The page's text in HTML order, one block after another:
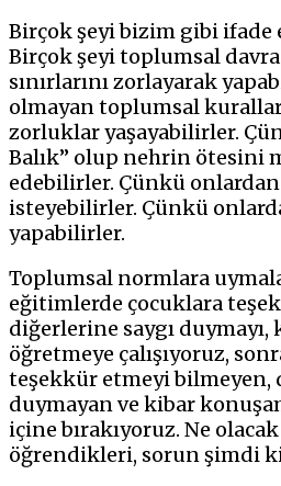
Birçok şeyi bizim gibi ifade
Birçok şeyi toplumsal
sınırlarını zorlayarak
olmayan toplumsal
zorluklar yaşayabilirler.
Balık” olup nehrin ötesini
edebilirler. Çünkü
isteyebilirler. Çünkü
yapabilirler.
Toplumsal normlara
eğitimlerde çocuklara
diğerlerine saygı duymayı,
öğretmeye çalışıyoruz,
teşekkür etmeyi bilmeyen,
duymayan ve kibar
içine bırakıyoruz. Ne
öğrendikleri, sorun şimdi